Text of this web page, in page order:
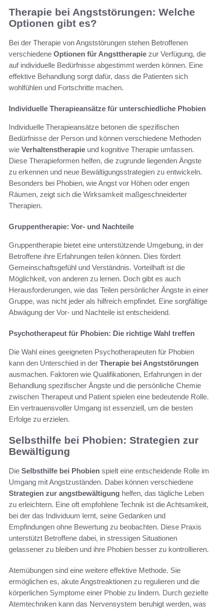
Therapie bei Angststörungen: Welche
Optionen gibt es?
Bei der Therapie von Angststörungen stehen Betroffenen
verschiedene Optionen für Angsttherapie zur Verfügung, die
auf individuelle Bedürfnisse abgestimmt werden können. Eine
effektive Behandlung sorgt dafür, dass die Patienten sich
wohlfühlen und Fortschritte machen.
Individuelle Therapieansätze für unterschiedliche Phobien
Individuelle Therapieansätze betonen die spezifischen
Bedürfnisse der Person und können verschiedene Methoden
wie Verhaltenstherapie und kognitive Therapie umfassen.
Diese Therapieformen helfen, die zugrunde liegenden Ängste
zu erkennen und neue Bewältigungsstrategien zu entwickeln.
Besonders bei Phobien, wie Angst vor Höhen oder engen
Räumen, zeigt sich die Wirksamkeit maßgeschneiderter
Therapien.
Gruppentherapie: Vor- und Nachteile
Gruppentherapie bietet eine unterstützende Umgebung, in der
Betroffene ihre Erfahrungen teilen können. Dies fördert
Gemeinschaftsgefühl und Verständnis. Vorteilhaft ist die
Möglichkeit, von anderen zu lernen. Doch gibt es auch
Herausforderungen, wie das Teilen persönlicher Ängste in einer
Gruppe, was nicht jeder als hilfreich empfindet. Eine sorgfältige
Abwägung der Vor- und Nachteile ist entscheidend.
Psychotherapeut für Phobien: Die richtige Wahl treffen
Die Wahl eines geeigneten Psychotherapeuten für Phobien
kann den Unterschied in der Therapie bei Angststörungen
ausmachen. Faktoren wie Qualifikationen, Erfahrungen in der
Behandlung spezifischer Ängste und die persönliche Chemie
zwischen Therapeut und Patient spielen eine bedeutende Rolle.
Ein vertrauensvoller Umgang ist essenziell, um die besten
Erfolge zu erzielen.
Selbsthilfe bei Phobien: Strategien zur
Bewältigung
Die Selbsthilfe bei Phobien spielt eine entscheidende Rolle im
Umgang mit Angstzuständen. Dabei können verschiedene
Strategien zur angstbewältigung helfen, das tägliche Leben
zu erleichtern. Eine oft empfohlene Technik ist die Achtsamkeit,
bei der das Individuum lernt, seine Gedanken und
Empfindungen ohne Bewertung zu beobachten. Diese Praxis
unterstützt Betroffene dabei, in stressigen Situationen
gelassener zu bleiben und ihre Phobien besser zu kontrollieren.
Atemübungen sind eine weitere effektive Methode. Sie
ermöglichen es, akute Angstreaktionen zu regulieren und die
körperlichen Symptome einer Phobie zu lindern. Durch gezielte
Atemtechniken kann das Nervensystem beruhigt werden, was